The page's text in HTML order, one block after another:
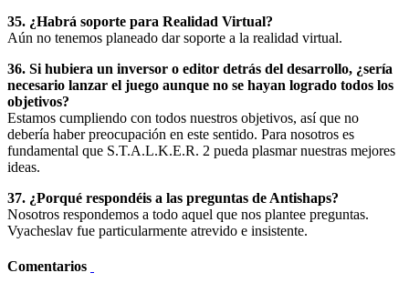
35. ¿Habrá soporte para Realidad Virtual?
Aún no tenemos planeado dar soporte a la realidad virtual.
36. Si hubiera un inversor o editor detrás del desarrollo, ¿sería
necesario lanzar el juego aunque no se hayan logrado todos los
objetivos?
Estamos cumpliendo con todos nuestros objetivos, así que no
debería haber preocupación en este sentido. Para nosotros es
fundamental que S.T.A.L.K.E.R. 2 pueda plasmar nuestras mejores
ideas.
37. ¿Porqué respondéis a las preguntas de Antishaps?
Nosotros respondemos a todo aquel que nos plantee preguntas.
Vyacheslav fue particularmente atrevido e insistente.
Comentarios